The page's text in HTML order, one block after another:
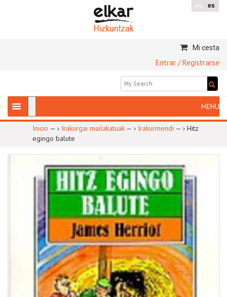
eu es
Mi cesta
Entrar / Registrarse
Inicio — › Irakurgai mailakatuak — › Irakurmendi — › Hitz
egingo balute